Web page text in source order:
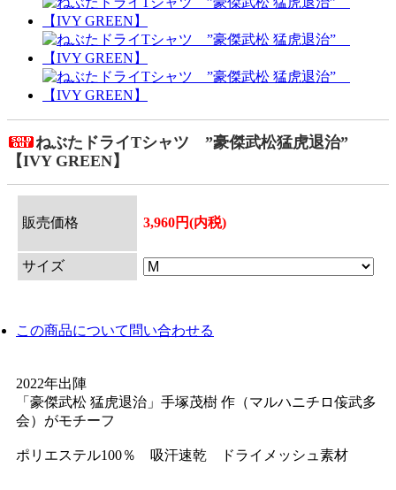
ねぶたドライTシャツ ”豪傑武松猛虎退治”
【IVY GREEN】
販売価格 3,960円(内税)
サイズ
この商品について問い合わせる
2022年出陣
「豪傑武松 猛虎退治」手塚茂樹 作（マルハニチロ侫武多
会）がモチーフ
ポリエステル100％ 吸汗速乾 ドライメッシュ素材